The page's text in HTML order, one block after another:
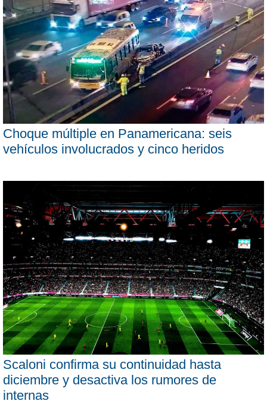
Choque múltiple en Panamericana: seis
vehículos involucrados y cinco heridos
Scaloni confirma su continuidad hasta
diciembre y desactiva los rumores de
internas